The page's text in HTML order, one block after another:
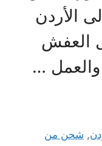
…
من